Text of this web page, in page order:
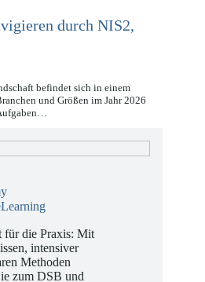
durch NIS2,
befindet sich in einem
und Größen im Jahr 2026
für die Praxis: Mit
intensiver
Methoden
zum DSB und